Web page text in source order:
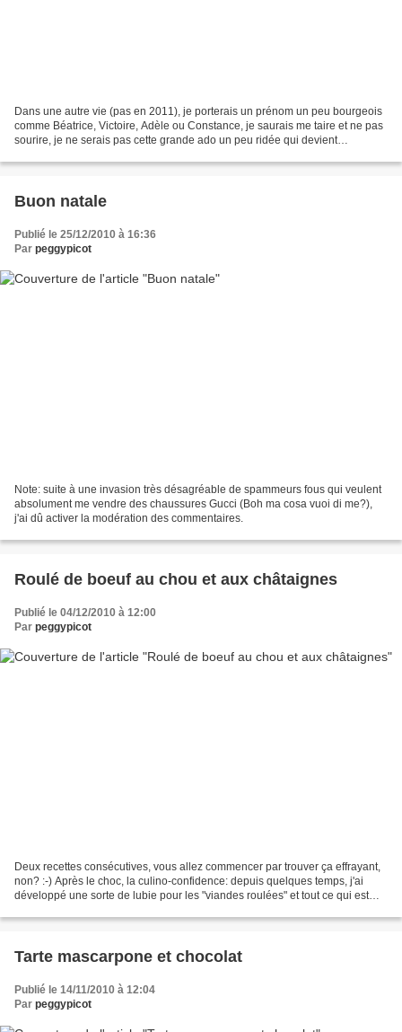
Dans une autre vie (pas en 2011), je porterais un prénom un peu bourgeois
comme Béatrice, Victoire, Adèle ou Constance, je saurais me taire et ne pas
sourire, je ne serais pas cette grande ado un peu ridée qui devient
Buon natale
Publié le 25/12/2010 à 16:36
Par peggypicot
Note: suite à une invasion très désagréable de spammeurs fous qui veulent
absolument me vendre des chaussures Gucci (Boh ma cosa vuoi di me?),
j'ai dû activer la modération des commentaires.
Roulé de boeuf au chou et aux châtaignes
Publié le 04/12/2010 à 12:00
Par peggypicot
Deux recettes consécutives, vous allez commencer par trouver ça effrayant,
non? :-) Après le choc, la culino-confidence: depuis quelques temps, j'ai
développé une sorte de lubie pour les "viandes roulées" et tout ce qui est
Tarte mascarpone et chocolat
Publié le 14/11/2010 à 12:04
Par peggypicot